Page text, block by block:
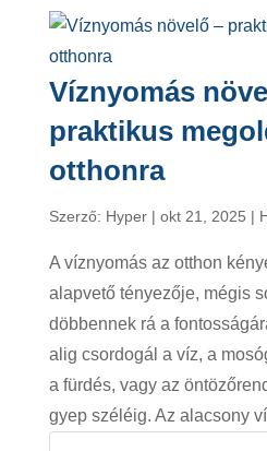
Víznyomás
praktikus
otthonra
Szerző: Hyper| okt 21, 2025 |
A víznyomás az otthon
alapvető tényezője, mégis
döbbennek rá a
alig csordogál a víz, a
a fürdés, vagy az
gyep széléig. Az alacsony